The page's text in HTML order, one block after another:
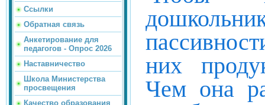
Ссылки
Обратная связь
Анкетирование для
педагогов - Опрос 2026
Наставничество
Школа Министерства
просвещения
Качество образования
них
Чем она